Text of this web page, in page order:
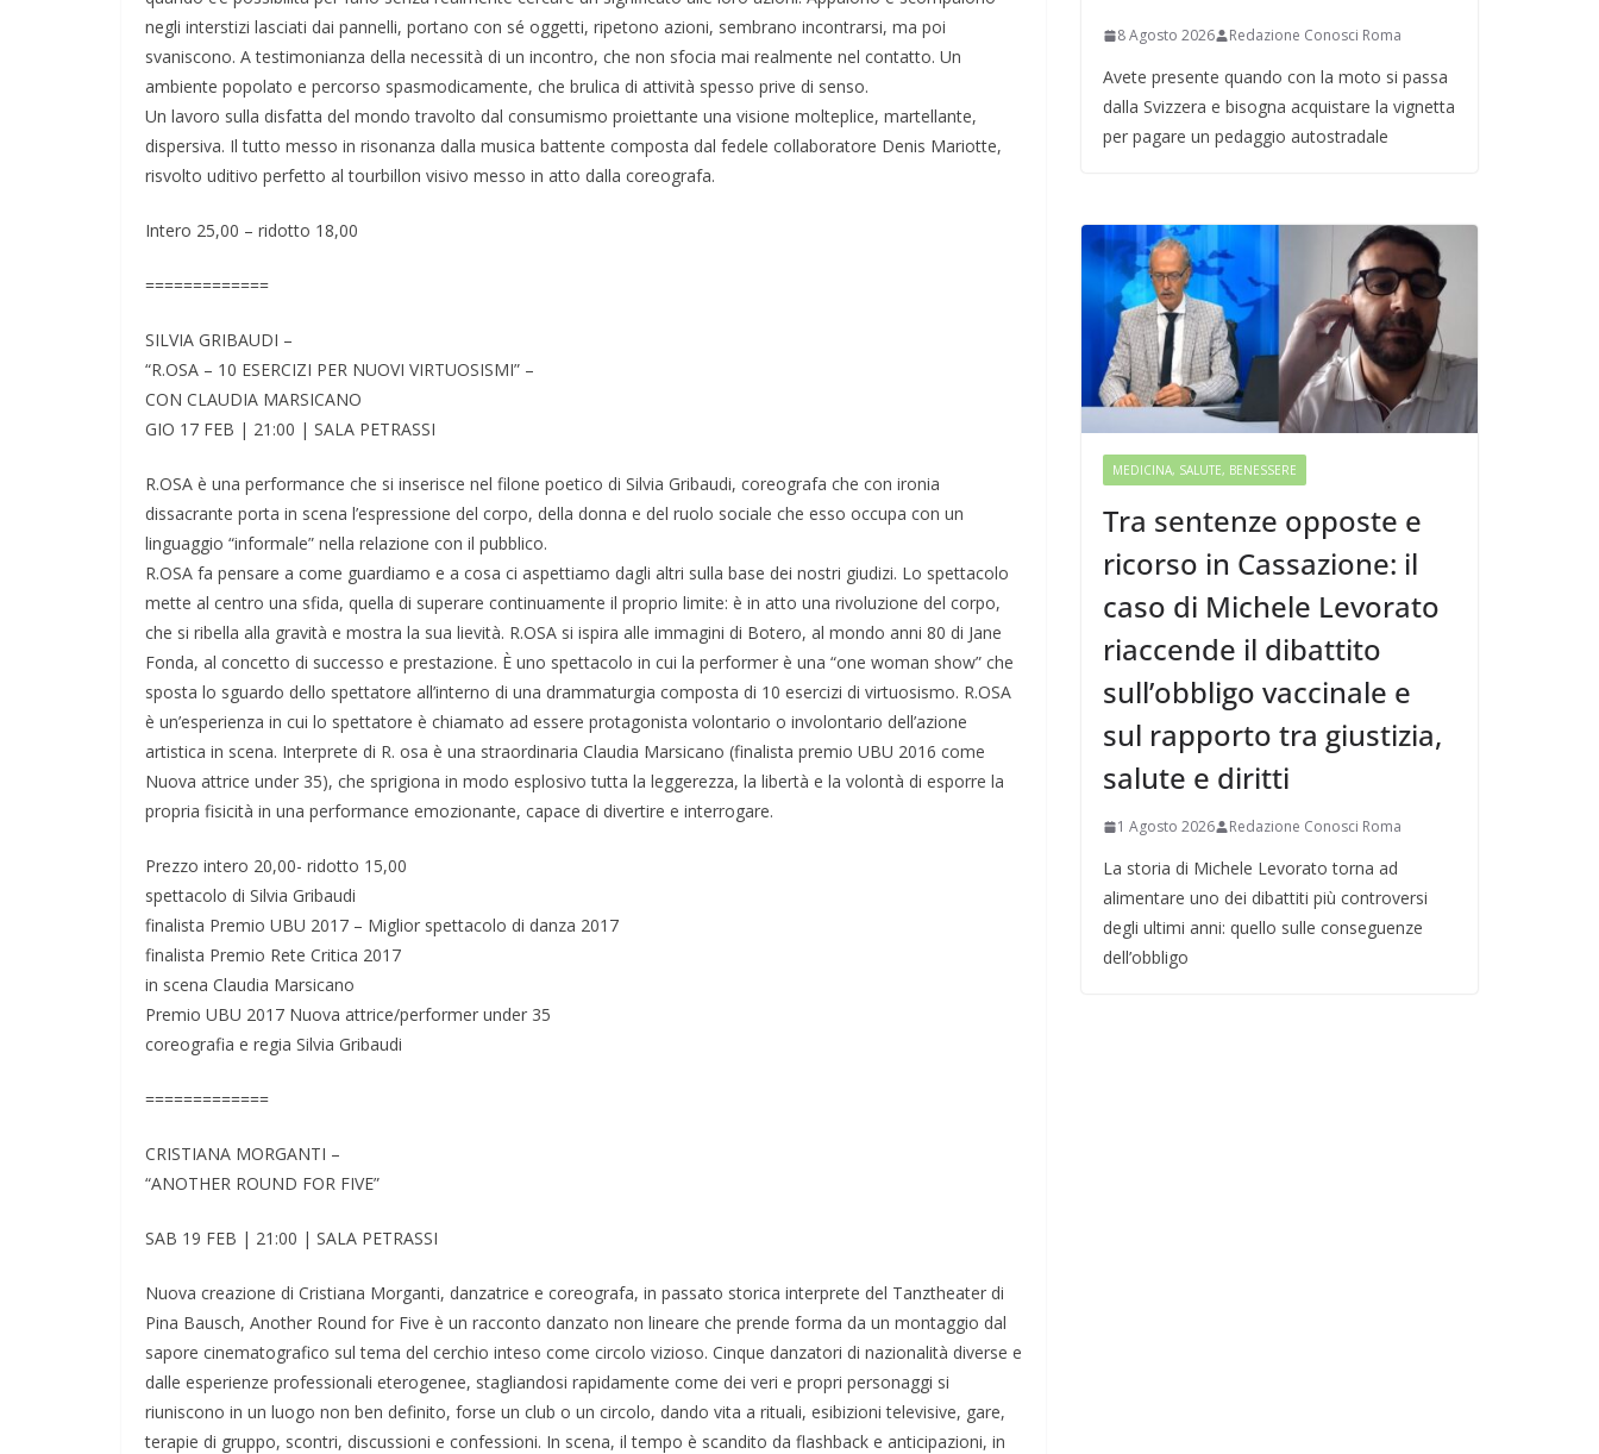
negli interstizi lasciati dai pannelli, portano con sé oggetti, ripetono azioni, sembrano incontrarsi, ma poi
svaniscono. A testimonianza della necessità di un incontro, che non sfocia mai realmente nel contatto. Un
ambiente popolato e percorso spasmodicamente, che brulica di attività spesso prive di senso.
Un lavoro sulla disfatta del mondo travolto dal consumismo proiettante una visione molteplice, martellante,
dispersiva. Il tutto messo in risonanza dalla musica battente composta dal fedele collaboratore Denis Mariotte,
risvolto uditivo perfetto al tourbillon visivo messo in atto dalla coreografa.
Intero 25,00 – ridotto 18,00
=============
SILVIA GRIBAUDI –
“R.OSA – 10 ESERCIZI PER NUOVI VIRTUOSISMI” –
CON CLAUDIA MARSICANO
GIO 17 FEB | 21:00 | SALA PETRASSI
R.OSA è una performance che si inserisce nel filone poetico di Silvia Gribaudi, coreografa che con ironia
dissacrante porta in scena l’espressione del corpo, della donna e del ruolo sociale che esso occupa con un
linguaggio “informale” nella relazione con il pubblico.
R.OSA fa pensare a come guardiamo e a cosa ci aspettiamo dagli altri sulla base dei nostri giudizi. Lo spettacolo
mette al centro una sfida, quella di superare continuamente il proprio limite: è in atto una rivoluzione del corpo,
che si ribella alla gravità e mostra la sua lievità. R.OSA si ispira alle immagini di Botero, al mondo anni 80 di Jane
Fonda, al concetto di successo e prestazione. È uno spettacolo in cui la performer è una “one woman show” che
sposta lo sguardo dello spettatore all’interno di una drammaturgia composta di 10 esercizi di virtuosismo. R.OSA
è un’esperienza in cui lo spettatore è chiamato ad essere protagonista volontario o involontario dell’azione
artistica in scena. Interprete di R. osa è una straordinaria Claudia Marsicano (finalista premio UBU 2016 come
Nuova attrice under 35), che sprigiona in modo esplosivo tutta la leggerezza, la libertà e la volontà di esporre la
propria fisicità in una performance emozionante, capace di divertire e interrogare.
Prezzo intero 20,00- ridotto 15,00
spettacolo di Silvia Gribaudi
finalista Premio UBU 2017 – Miglior spettacolo di danza 2017
finalista Premio Rete Critica 2017
in scena Claudia Marsicano
Premio UBU 2017 Nuova attrice/performer under 35
coreografia e regia Silvia Gribaudi
=============
CRISTIANA MORGANTI –
“ANOTHER ROUND FOR FIVE”
SAB 19 FEB | 21:00 | SALA PETRASSI
Nuova creazione di Cristiana Morganti, danzatrice e coreografa, in passato storica interprete del Tanztheater di
Pina Bausch, Another Round for Five è un racconto danzato non lineare che prende forma da un montaggio dal
sapore cinematografico sul tema del cerchio inteso come circolo vizioso. Cinque danzatori di nazionalità diverse e
dalle esperienze professionali eterogenee, stagliandosi rapidamente come dei veri e propri personaggi si
riuniscono in un luogo non ben definito, forse un club o un circolo, dando vita a rituali, esibizioni televisive, gare,
terapie di gruppo, scontri, discussioni e confessioni. In scena, il tempo è scandito da flashback e anticipazioni, in
8 Agosto 2026 Redazione Conosci Roma
Avete presente quando con la moto si passa
dalla Svizzera e bisogna acquistare la vignetta
per pagare un pedaggio autostradale
MEDICINA, SALUTE, BENESSERE
Tra sentenze opposte e
ricorso in Cassazione: il
caso di Michele Levorato
riaccende il dibattito
sull’obbligo vaccinale e
sul rapporto tra giustizia,
salute e diritti
1 Agosto 2026 Redazione Conosci Roma
La storia di Michele Levorato torna ad
alimentare uno dei dibattiti più controversi
degli ultimi anni: quello sulle conseguenze
dell’obbligo